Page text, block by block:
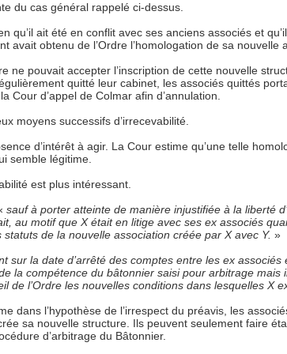
du cas général rappelé ci-dessus.
qu’il ait été en conflit avec ses anciens associés et
avait obtenu de l’Ordre l’homologation de sa nouvelle
ne pouvait accepter l’inscription de cette nouvelle
quitté leur cabinet, les associés quittés
Cour d’appel de Colmar afin d’annulation.
moyens successifs d’irrecevabilité.
d’intérêt à agir. La Cour estime qu’une telle
semble légitime.
est plus intéressant.
sauf à porter atteinte de manière injustifiée à la liberté
au motif que X était en litige avec ses ex associés
de la nouvelle association créée par X avec Y. »
sur la date d’arrêté des comptes entre les ex
la compétence du bâtonnier saisi pour arbitrage mais
de l’Ordre les nouvelles conditions dans lesquelles X
dans l’hypothèse de l’irrespect du préavis, les
sa nouvelle structure. Ils peuvent seulement faire
d’arbitrage du Bâtonnier.